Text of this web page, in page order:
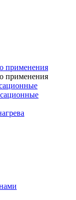
применения
применения